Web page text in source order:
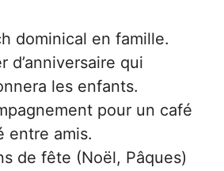
dominical en famille.
d’anniversaire qui
les enfants.
pour un café
entre amis.
de fête (Noël, Pâques)